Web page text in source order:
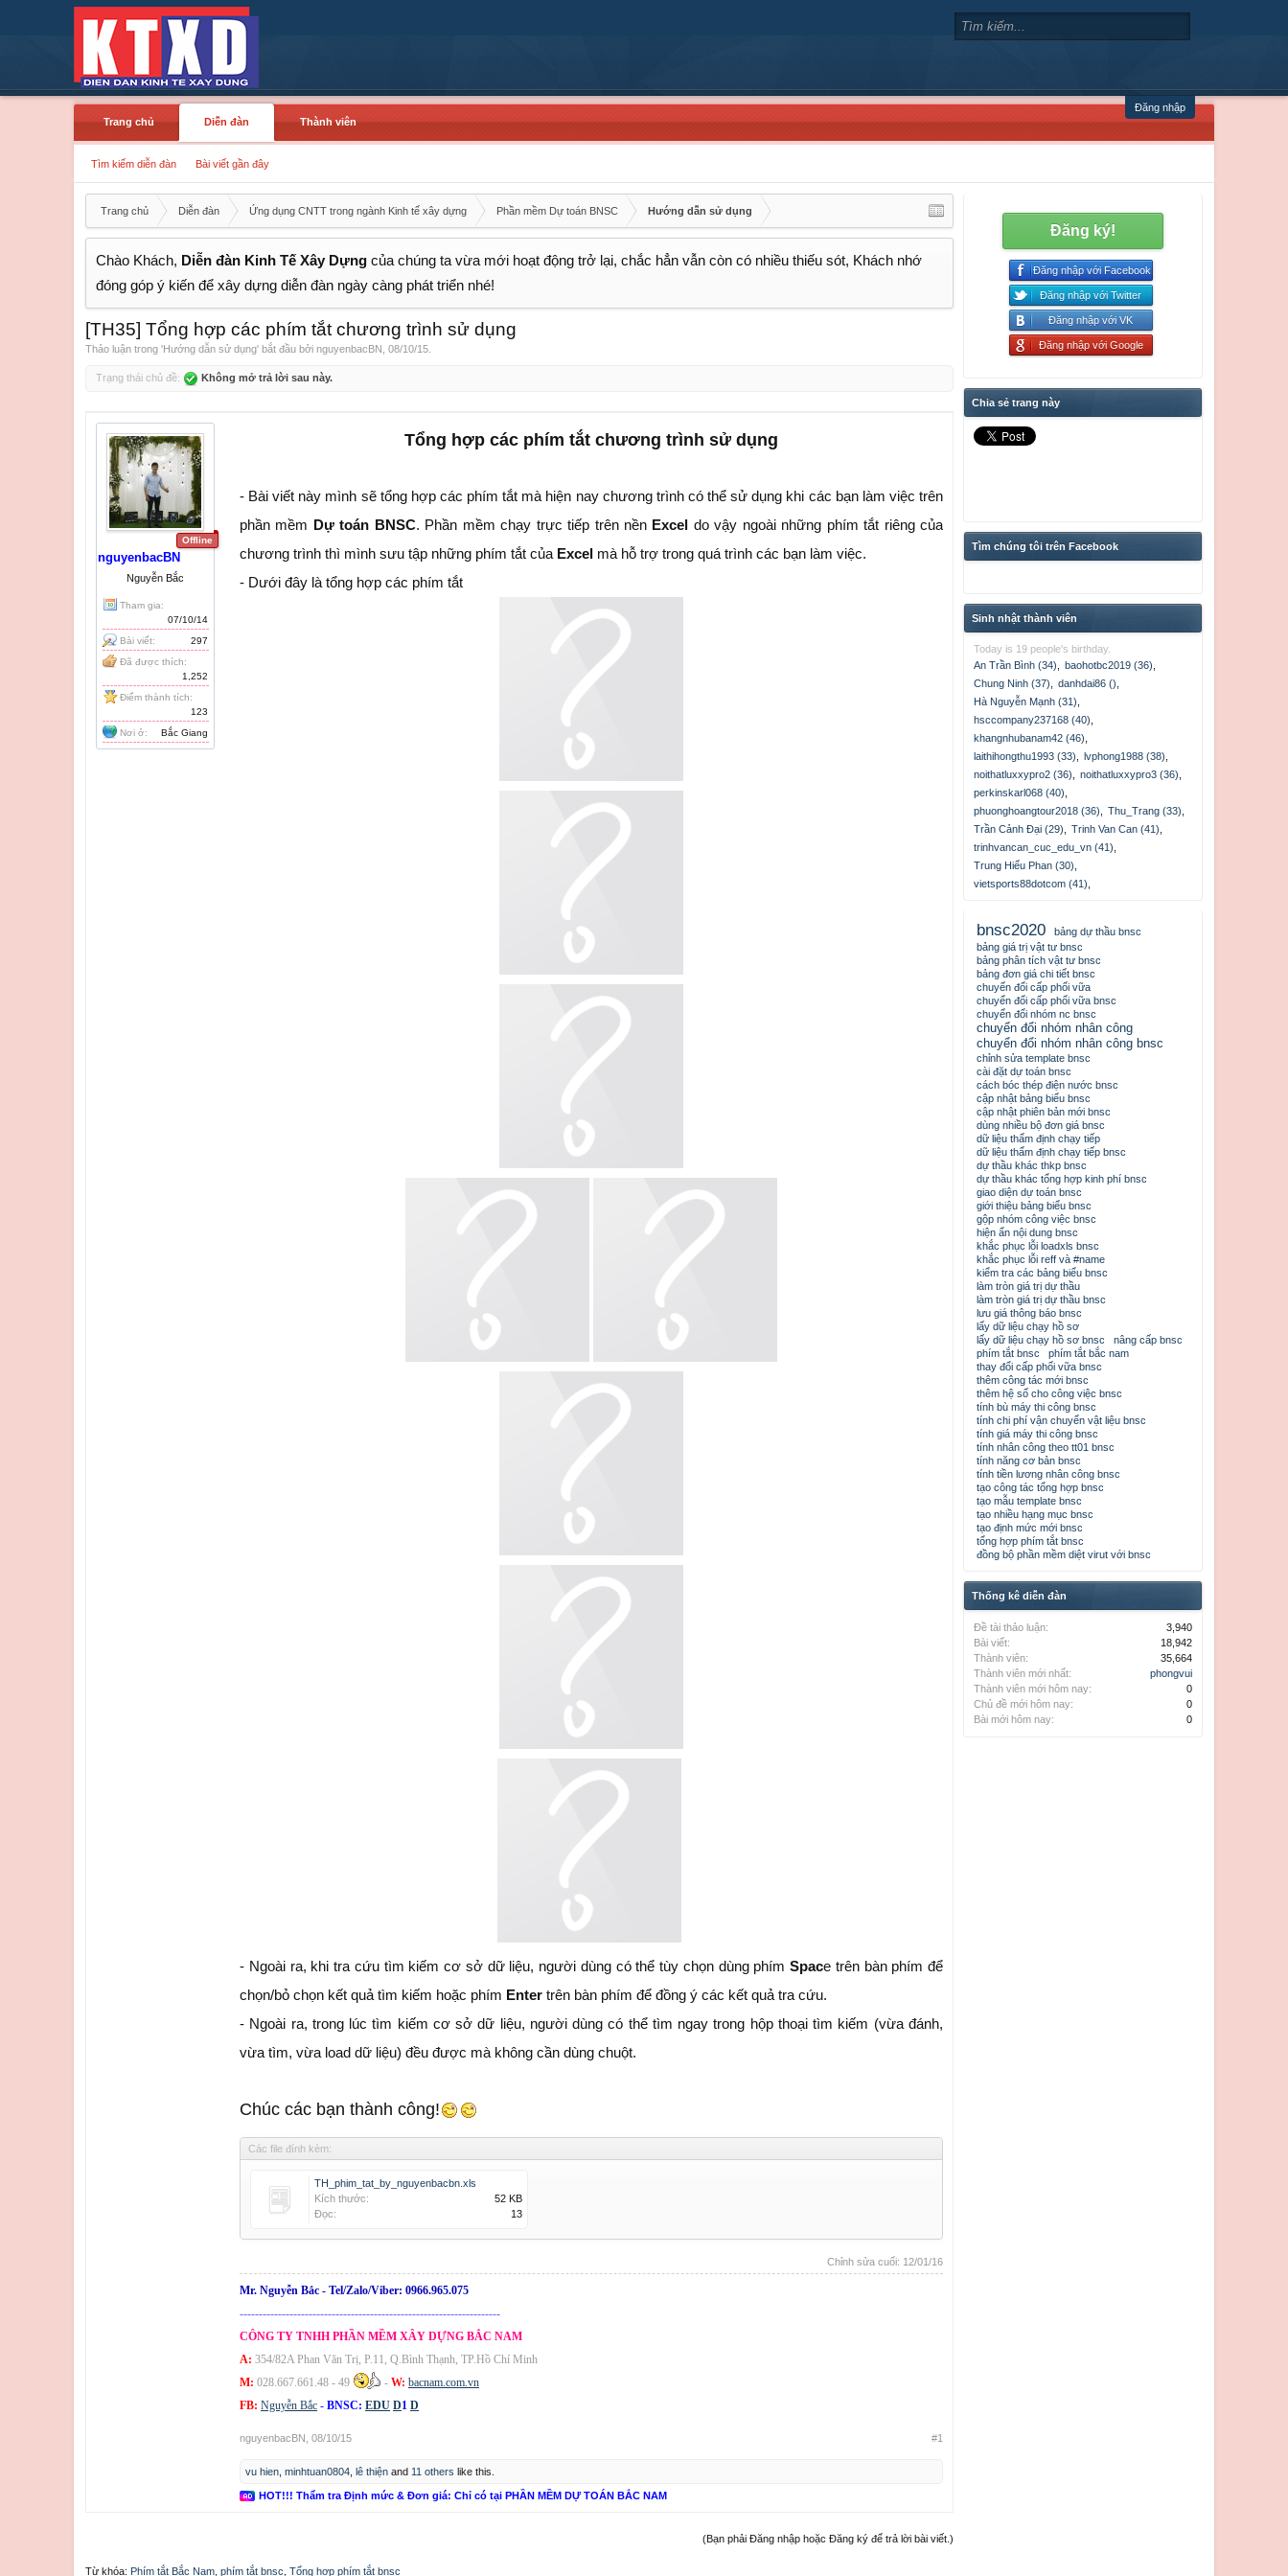
Đăng nhập
Trang chủ
Diễn đàn
Tìm kiếm diễn đàn Bài viết gần đây
Thành viên
Trang chủ Diễn đàn Ứng dụng CNTT trong ngành Kinh tế xây dựng Phần mềm Dự toán BNSC Hướng dẫn sử dụng
Chào Khách, Diễn đàn Kinh Tế Xây Dựng của chúng ta vừa mới hoạt động trở lại, chắc hẳn vẫn còn có nhiều thiếu sót, Khách nhớ
đóng góp ý kiến để xây dựng diễn đàn ngày càng phát triển nhé!
[TH35] Tổng hợp các phím tắt chương trình sử dụng
Thảo luận trong 'Hướng dẫn sử dụng' bắt đầu bởi nguyenbacBN 08/10/15
Trạng thái chủ đề: Không mở trả lời sau này.
Offline
nguyenbacBN
Nguyễn Bắc
Tham gia:
07/10/14
Bài viết:
297
Đã được thích:
1,252
Điểm thành tích:
123
Nơi ở:
Bắc Giang
Tổng hợp các phím tắt chương trình sử dụng
- Bài viết này mình sẽ tổng hợp các phím tắt mà hiện nay chương trình có thể sử dụng khi các bạn làm việc trên
phần mềm Dự toán BNSC. Phần mềm chạy trực tiếp trên nềnExcel do vậy ngoài những phím tắt riêng của
chương trình thì mình sưu tập những phím tắt của Excel mà hỗ trợ trong quá trình các bạn làm việc.
- Dưới đây là tổng hợp các phím tắt
- Ngoài ra, khi tra cứu tìm kiếm cơ sở dữ liệu, người dùng có thể tùy chọn dùng phím Space trên bàn phím để
chọn/bỏ chọn kết quả tìm kiếm hoặc phím Enter trên bàn phím để đồng ý các kết quả tra cứu.
- Ngoài ra, trong lúc tìm kiếm cơ sở dữ liệu, người dùng có thể tìm ngay trong hộp thoại tìm kiếm (vừa đánh,
vừa tìm, vừa load dữ liệu) đều được mà không cần dùng chuột.
Chúc các bạn thành công!
Các file đính kèm:
TH_phim_tat_by_nguyenbacbn.xls
Kích thước:
52 KB
Đọc:
13
Chỉnh sửa cuối: 12/01/16
Mr. Nguyễn Bắc - Tel/Zalo/Viber: 0966.965.075
--------------------------------------------------------------------
CÔNG TY TNHH PHẦN MỀM XÂY DỰNG BẮC NAM
A: 354/82A Phan Văn Trị, P.11, Q.Bình Thạnh, TP.Hồ Chí Minh
M: 028.667.661.48 - 49 - W: bacnam.com.vn
FB: Nguyễn Bắc - BNSC: EDU D1 D
nguyenbacBN 08/10/15 #1
vu hien minhtuan0804 lê thiện and 11 others like this.
HOT!!! Thẩm tra Định mức & Đơn giá: Chỉ có tại PHẦN MỀM DỰ TOÁN BẮC NAM
(Bạn phải Đăng nhập hoặc Đăng ký để trả lời bài viết.)
Từ khóa: Phím tắt Bắc Nam phím tắt bnsc Tổng hợp phím tắt bnsc
Đăng ký!
Đăng nhập với Facebook
Đăng nhập với Twitter
Đăng nhập với VK
Đăng nhập với Google
Chia sẻ trang này
Tìm chúng tôi trên Facebook
Sinh nhật thành viên
Today is 19 people's birthday.
An Trần Bình (34)
baohotbc2019 (36)
Chung Ninh (37)
danhdai86 ()
Hà Nguyễn Mạnh (31)
hsccompany237168 (40)
khangnhubanam42 (46)
laithihongthu1993 (33)
lvphong1988 (38)
noithatluxxypro2 (36)
noithatluxxypro3 (36)
perkinskarl068 (40)
phuonghoangtour2018 (36)
Thu_Trang (33)
Trần Cảnh Đại (29)
Trinh Van Can (41)
trinhvancan_cuc_edu_vn (41)
Trung Hiếu Phan (30)
vietsports88dotcom (41)
bnsc2020
bảng dự thầu bnsc
bảng giá trị vật tư bnsc
bảng phân tích vật tư bnsc
bảng đơn giá chi tiết bnsc
chuyển đổi cấp phối vữa
chuyển đổi cấp phối vữa bnsc
chuyển đổi nhóm nc bnsc
chuyển đổi nhóm nhân công
chuyển đổi nhóm nhân công bnsc
chỉnh sửa template bnsc
cài đặt dự toán bnsc
cách bóc thép điện nước bnsc
cập nhật bảng biểu bnsc
cập nhật phiên bản mới bnsc
dùng nhiều bộ đơn giá bnsc
dữ liệu thẩm định chạy tiếp
dữ liệu thẩm định chạy tiếp bnsc
dự thầu khác thkp bnsc
dự thầu khác tổng hợp kinh phí bnsc
giao diện dự toán bnsc
giới thiệu bảng biểu bnsc
gộp nhóm công việc bnsc
hiện ẩn nội dung bnsc
khắc phục lỗi loadxls bnsc
khắc phục lỗi reff và #name
kiểm tra các bảng biểu bnsc
làm tròn giá trị dự thầu
làm tròn giá trị dự thầu bnsc
lưu giá thông báo bnsc
lấy dữ liệu chạy hồ sơ
lấy dữ liệu chạy hồ sơ bnsc
nâng cấp bnsc
phím tắt bnsc
phím tắt bắc nam
thay đổi cấp phối vữa bnsc
thêm công tác mới bnsc
thêm hệ số cho công việc bnsc
tính bù máy thi công bnsc
tính chi phí vận chuyển vật liệu bnsc
tính giá máy thi công bnsc
tính nhân công theo tt01 bnsc
tính năng cơ bản bnsc
tính tiền lương nhân công bnsc
tạo công tác tổng hợp bnsc
tạo mẫu template bnsc
tạo nhiều hạng mục bnsc
tạo định mức mới bnsc
tổng hợp phím tắt bnsc
đồng bộ phần mềm diệt virut với bnsc
Thống kê diễn đàn
Đề tài thảo luận:
3,940
Bài viết:
18,942
Thành viên:
35,664
Thành viên mới nhất:
phongvui
Thành viên mới hôm nay:
0
Chủ đề mới hôm nay:
0
Bài mới hôm nay:
0